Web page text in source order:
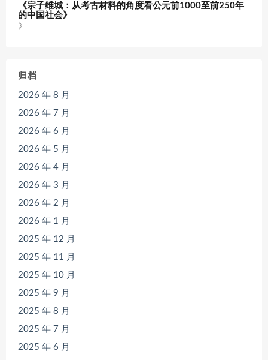
《宗子维城：从考古材料的角度看公元前1000至前250年
的中国社会》
》
归档
2026 年 8 月
2026 年 7 月
2026 年 6 月
2026 年 5 月
2026 年 4 月
2026 年 3 月
2026 年 2 月
2026 年 1 月
2025 年 12 月
2025 年 11 月
2025 年 10 月
2025 年 9 月
2025 年 8 月
2025 年 7 月
2025 年 6 月